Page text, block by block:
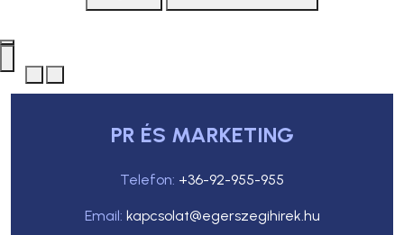
PR ÉS MARKETING
Telefon: +36-92-955-955
Email: kapcsolat@egerszegihirek.hu